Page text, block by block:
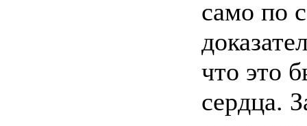
само по
что это
сердца.